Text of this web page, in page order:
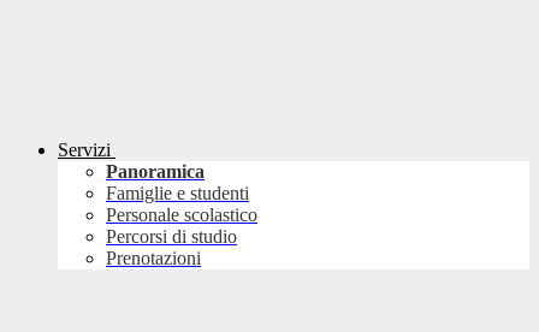
Servizi
Panoramica
Famiglie e studenti
Personale scolastico
Percorsi di studio
Prenotazioni